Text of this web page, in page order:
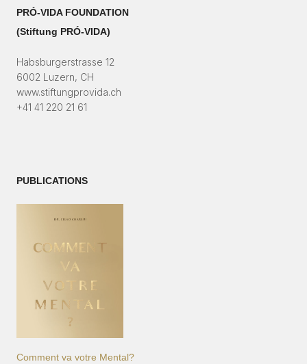
PRÓ-VIDA FOUNDATION
(Stiftung PRÓ-VIDA)​
Habsburgerstrasse 12
6002 Luzern, CH
www.stiftungprovida.ch
+41 41 220 21 61
PUBLICATIONS
Comment va votre Mental?